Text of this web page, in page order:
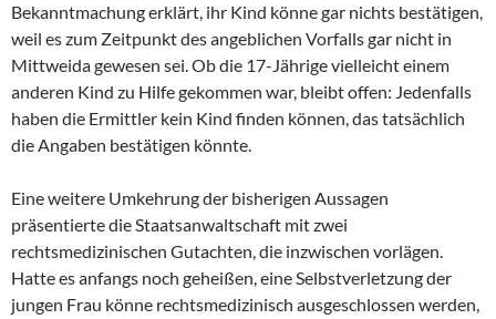
Bekanntmachung erklärt, ihr Kind könne gar nichts bestätigen,
weil es zum Zeitpunkt des angeblichen Vorfalls gar nicht in
Mittweida gewesen sei. Ob die 17-Jährige vielleicht einem
anderen Kind zu Hilfe gekommen war, bleibt offen: Jedenfalls
haben die Ermittler kein Kind finden können, das tatsächlich
die Angaben bestätigen könnte.
Eine weitere Umkehrung der bisherigen Aussagen
präsentierte die Staatsanwaltschaft mit zwei
rechtsmedizinischen Gutachten, die inzwischen vorlägen.
Hatte es anfangs noch geheißen, eine Selbstverletzung der
jungen Frau könne rechtsmedizinisch ausgeschlossen werden,